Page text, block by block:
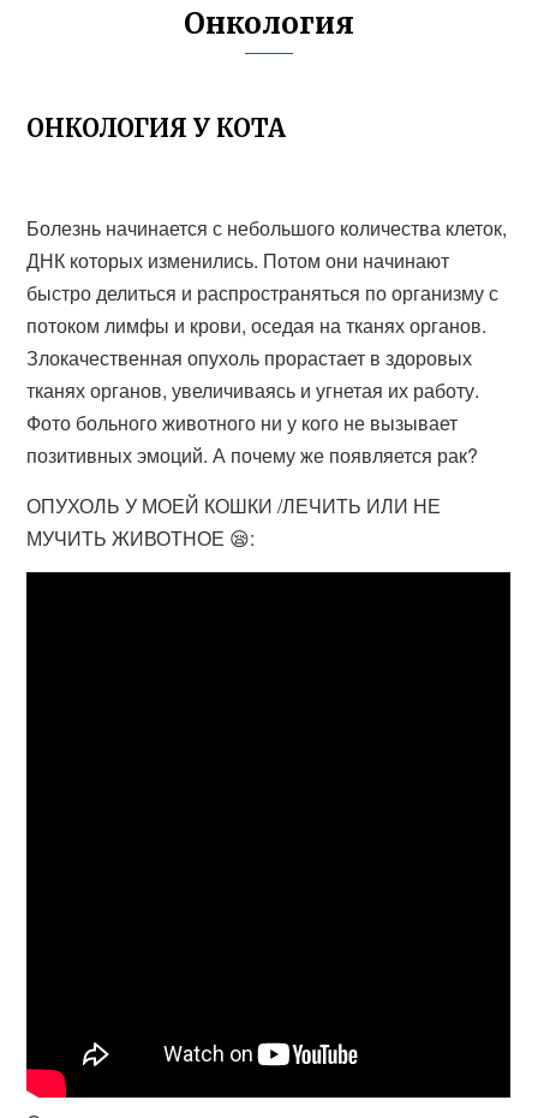
Онкология
ОНКОЛОГИЯ У КОТА
Болезнь начинается с небольшого количества клеток,
ДНК которых изменились. Потом они начинают
быстро делиться и распространяться по организму с
потоком лимфы и крови, оседая на тканях органов.
Злокачественная опухоль прорастает в здоровых
тканях органов, увеличиваясь и угнетая их работу.
Фото больного животного ни у кого не вызывает
позитивных эмоций. А почему же появляется рак?
ОПУХОЛЬ У МОЕЙ КОШКИ /ЛЕЧИТЬ ИЛИ НЕ
МУЧИТЬ ЖИВОТНОЕ 😪: